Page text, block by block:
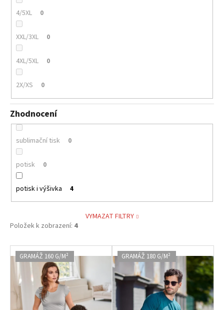
4/5XL 0
XXL/3XL 0
4XL/5XL 0
2X/XS 0
Zhodnocení
sublimační tisk 0
potisk 0
potisk i výšivka 4
VYMAZAT FILTRY
Položek k zobrazení: 4
V
ý
p
GRAMÁŽ 160 G/M² GRAMÁŽ 180 G/M²